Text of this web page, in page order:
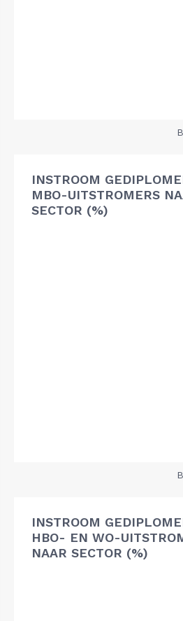
INSTROOM
MBO-UITSTROMERS
SECTOR (%)
INSTROOM
HBO- EN WO-
NAAR SECTOR (%)